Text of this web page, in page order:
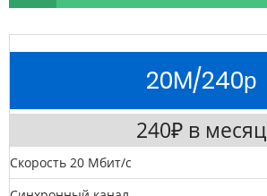
20M/240р
240₽ в месяц
Скорость 20 Мбит/с